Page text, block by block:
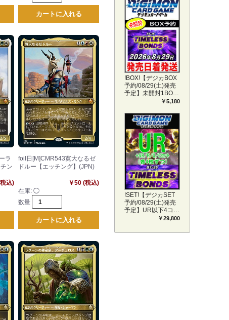
カートに入れる
ラ
ン
込)
foil日[M]CMR543寛大なるゼ
ドルー【エッチング】(JPN)
￥50 (税込)
在庫:◯
数量
カートに入れる
!BOX!【デジカBOX
予約/08/29(土)発売
予定】未開封1BOX
￥5,180
!SET!【デジカSET
予約/08/29(土)発売
予定】UR以下4コン
セット 【BT-26】
￥29,800